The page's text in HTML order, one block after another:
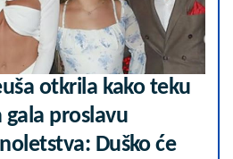
otkrila kako teku
proslavu
Duško će